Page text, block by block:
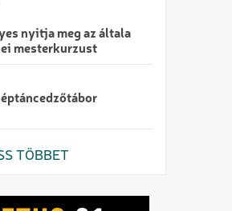
nyitja meg az általa
mesterkurzust
TÖBBET